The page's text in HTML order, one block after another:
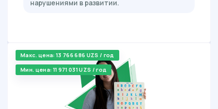
нарушениями в развитии.
Макс. цена: 13 766 686 UZS / год
Мин. цена: 11 971 031 UZS / год